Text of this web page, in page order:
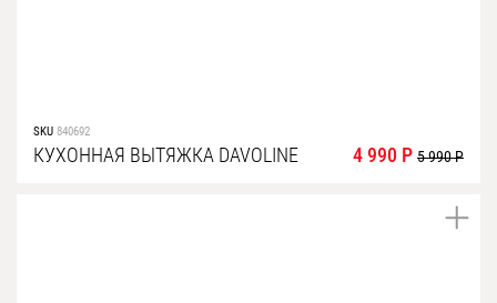
SKU 840692
КУХОННАЯ ВЫТЯЖКА DAVOLINE 4 990 Р 5 990 Р